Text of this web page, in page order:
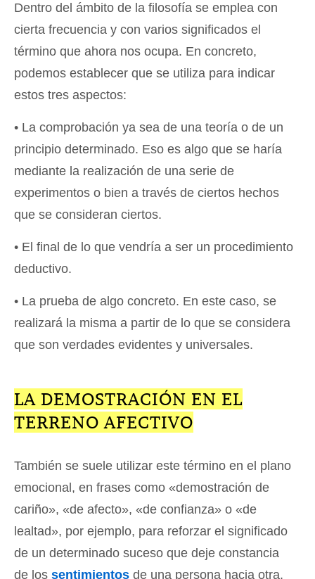
Dentro del ámbito de la filosofía se emplea con
cierta frecuencia y con varios significados el
término que ahora nos ocupa. En concreto,
podemos establecer que se utiliza para indicar
estos tres aspectos:
• La comprobación ya sea de una teoría o de un
principio determinado. Eso es algo que se haría
mediante la realización de una serie de
experimentos o bien a través de ciertos hechos
que se consideran ciertos.
• El final de lo que vendría a ser un procedimiento
deductivo.
• La prueba de algo concreto. En este caso, se
realizará la misma a partir de lo que se considera
que son verdades evidentes y universales.
LA DEMOSTRACIÓN EN EL
TERRENO AFECTIVO
También se suele utilizar este término en el plano
emocional, en frases como «demostración de
cariño», «de afecto», «de confianza» o «de
lealtad», por ejemplo, para reforzar el significado
de un determinado suceso que deje constancia
de los sentimientos de una persona hacia otra.